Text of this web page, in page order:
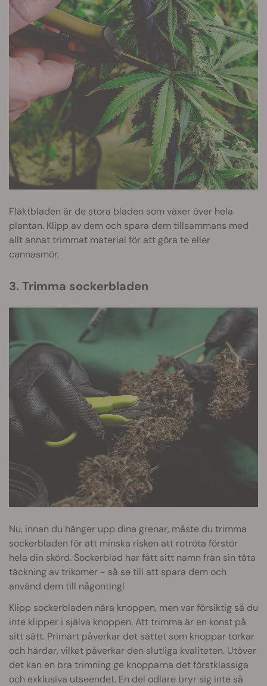
Fläktbladen är de stora bladen som växer över hela
plantan. Klipp av dem och spara dem tillsammans med
allt annat trimmat material för att göra te eller
cannasmör.
3. Trimma sockerbladen
Nu, innan du hänger upp dina grenar, måste du trimma
sockerbladen för att minska risken att rotröta förstör
hela din skörd. Sockerblad har fått sitt namn från sin täta
täckning av trikomer - så se till att spara dem och
använd dem till någonting!
Klipp sockerbladen nära knoppen, men var försiktig så du
inte klipper i själva knoppen. Att trimma är en konst på
sitt sätt. Primärt påverkar det sättet som knoppar torkar
och härdar, vilket påverkar den slutliga kvaliteten. Utöver
det kan en bra trimning ge knopparna det förstklassiga
och exklusiva utseendet. En del odlare bryr sig inte så